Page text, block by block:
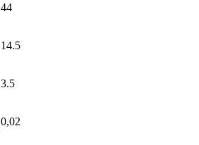
44
14.5
3.5
0,02